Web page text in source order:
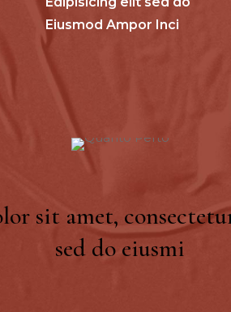
Eiusmod Ampor Inci
sit amet,
sed do eiusmi